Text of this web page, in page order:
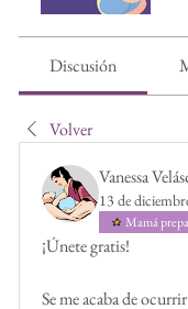
Discusión
Volver
Vanessa
13 de
Mamá
¡Únete gratis!
Se me acaba de